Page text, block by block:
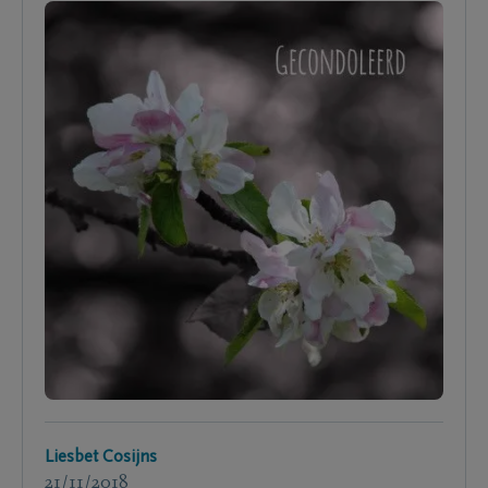
Liesbet Cosijns
21/11/2018